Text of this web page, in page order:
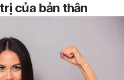
của bản thân